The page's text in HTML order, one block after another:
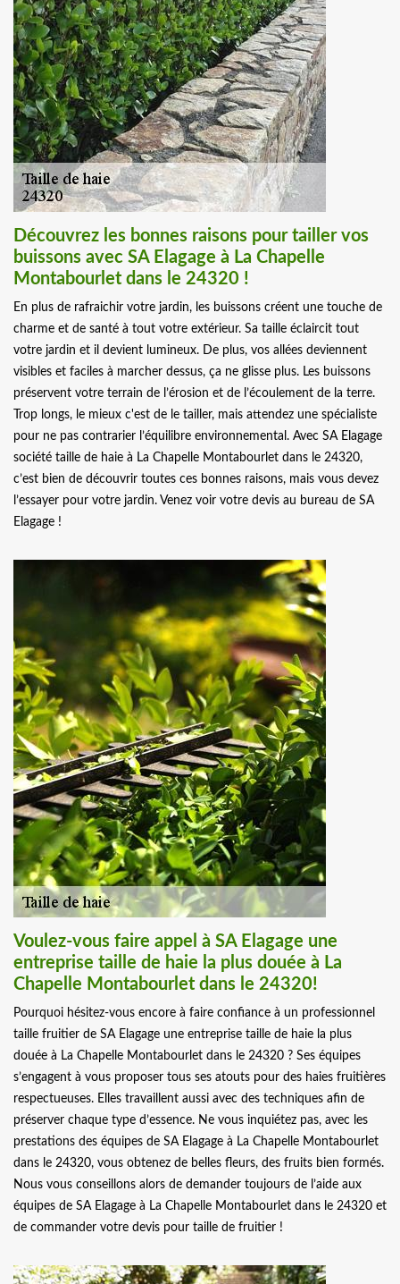
Découvrez les bonnes raisons pour tailler vos
buissons avec SA Elagage à La Chapelle
Montabourlet dans le 24320 !
En plus de rafraichir votre jardin, les buissons créent une touche de
charme et de santé à tout votre extérieur. Sa taille éclaircit tout
votre jardin et il devient lumineux. De plus, vos allées deviennent
visibles et faciles à marcher dessus, ça ne glisse plus. Les buissons
préservent votre terrain de l’érosion et de l’écoulement de la terre.
Trop longs, le mieux c'est de le tailler, mais attendez une spécialiste
pour ne pas contrarier l’équilibre environnemental. Avec SA Elagage
société taille de haie à La Chapelle Montabourlet dans le 24320,
c’est bien de découvrir toutes ces bonnes raisons, mais vous devez
l’essayer pour votre jardin. Venez voir votre devis au bureau de SA
Elagage !
Voulez-vous faire appel à SA Elagage une
entreprise taille de haie la plus douée à La
Chapelle Montabourlet dans le 24320!
Pourquoi hésitez-vous encore à faire confiance à un professionnel
taille fruitier de SA Elagage une entreprise taille de haie la plus
douée à La Chapelle Montabourlet dans le 24320 ? Ses équipes
s’engagent à vous proposer tous ses atouts pour des haies fruitières
respectueuses. Elles travaillent aussi avec des techniques afin de
préserver chaque type d’essence. Ne vous inquiétez pas, avec les
prestations des équipes de SA Elagage à La Chapelle Montabourlet
dans le 24320, vous obtenez de belles fleurs, des fruits bien formés.
Nous vous conseillons alors de demander toujours de l’aide aux
équipes de SA Elagage à La Chapelle Montabourlet dans le 24320 et
de commander votre devis pour taille de fruitier !